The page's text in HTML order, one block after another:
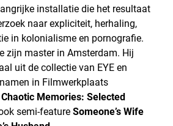
installatie die het resultaat
naar expliciteit, herhaling,
in kolonialisme en pornografie.
zijn master in Amsterdam. Hij
uit de collectie van EYE en
in Filmwerkplaats
Chaotic Memories: Selected
semi-feature Someone’s Wife